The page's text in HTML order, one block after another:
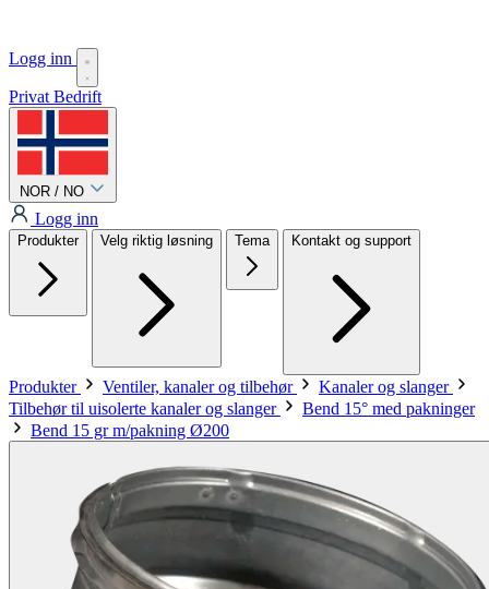
Logg inn
Privat Bedrift
NOR / NO
Logg inn
Produkter Velg riktig løsning Tema Kontakt og support
Produkter Ventiler, kanaler og tilbehør
Kanaler og slanger
Tilbehør til uisolerte kanaler og slanger
Bend 15° med pakninger
Bend 15 gr m/pakning Ø200